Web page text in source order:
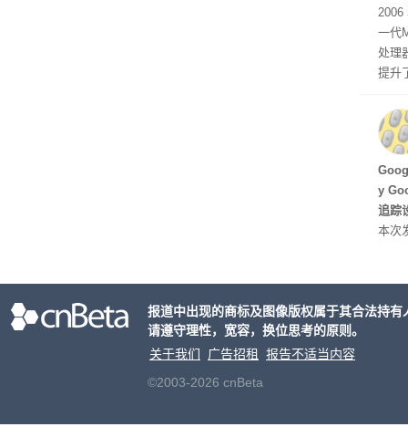
有
2006
一代
处理
提升
型
ss
y
追踪
本次
摩托
报道中出现的商标及图像版权属于其合法持
请遵守理性，宽容，换位思考的原则。
关于我们
广告招租
报告不适当内容
©2003-2026 cnBeta